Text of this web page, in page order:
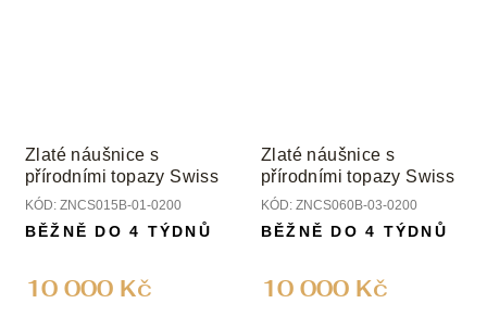
Zlaté náušnice s
přírodními topazy Swiss
KÓD: ZNCS015B-01-0200
10 000 Kč
BĚŽNĚ DO 4 TÝDNŮ
Zlaté náušnice s
přírodními topazy Swiss
KÓD: ZNCS060B-03-0200
10 000 Kč
BĚŽNĚ DO 4 TÝDNŮ